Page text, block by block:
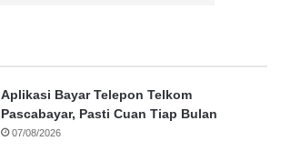
Aplikasi Bayar Telepon Telkom
Pascabayar, Pasti Cuan Tiap Bulan
07/08/2026